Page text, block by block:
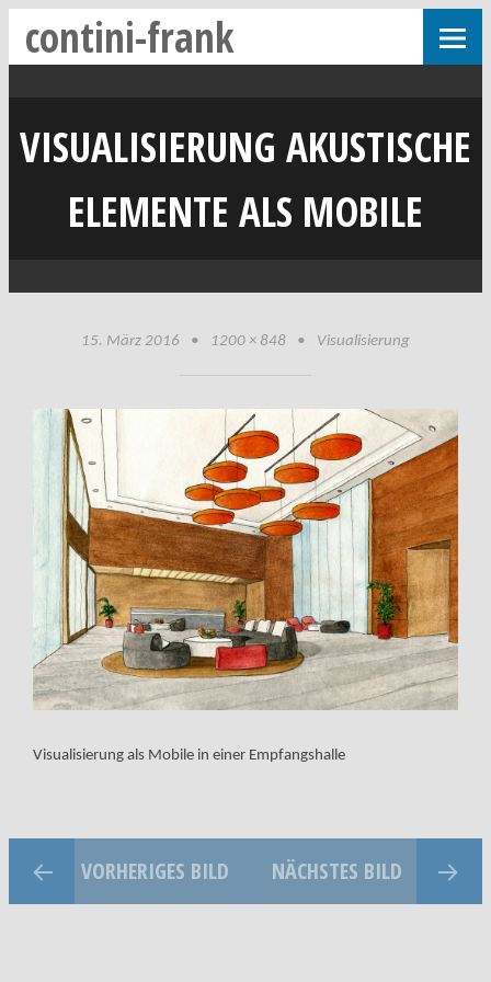
contini-frank
VISUALISIERUNG AKUSTISCHE
ELEMENTE ALS MOBILE
15. März 2016 • 1200 × 848 • Visualisierung
Visualisierung als Mobile in einer Empfangshalle
VORHERIGES BILD NÄCHSTES BILD